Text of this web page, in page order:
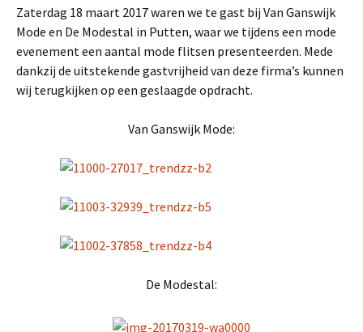
Zaterdag 18 maart 2017 waren we te gast bij Van Ganswijk
Mode en De Modestal in Putten, waar we tijdens een mode
evenement een aantal mode flitsen presenteerden. Mede
dankzij de uitstekende gastvrijheid van deze firma’s kunnen
wij terugkijken op een geslaagde opdracht.
Van Ganswijk Mode:
De Modestal: